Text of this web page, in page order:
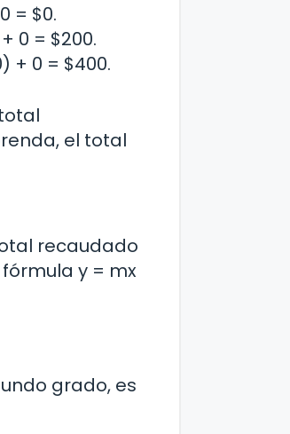
= $0.
0 = $200.
+ 0 = $400.
el total
recaudado
y = mx
grado, es